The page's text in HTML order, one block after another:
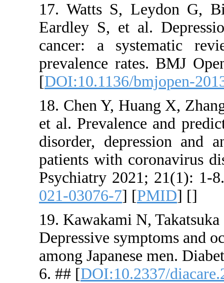
17. Watts
Eardley
cancer: a
[
18. Chen
et al.
disorder,
patients
Psychiatry
021-
19.
Depressive
among
6. ## [